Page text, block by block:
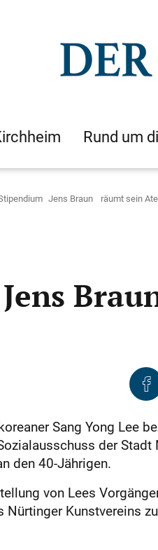
Rund um
Jens Braun räumt sein
Sang Yong Lee
der
den 40-Jährigen.
von Lees
Nürtinger Kunstvereins